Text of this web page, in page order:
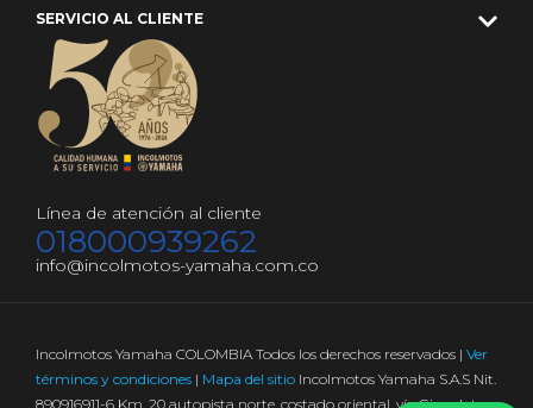
SERVICIO AL CLIENTE
Línea de atención al cliente
018000939262
info@incolmotos-yamaha.com.co
Incolmotos Yamaha COLOMBIA Todos los derechos reservados | Ver
términos y condiciones | Mapa del sitio Incolmotos Yamaha S.A.S Nit.
890916911-6 Km. 20 autopista norte, costado oriental, vía Girardota